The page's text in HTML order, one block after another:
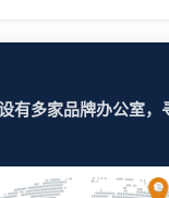
有多家品牌办公室，